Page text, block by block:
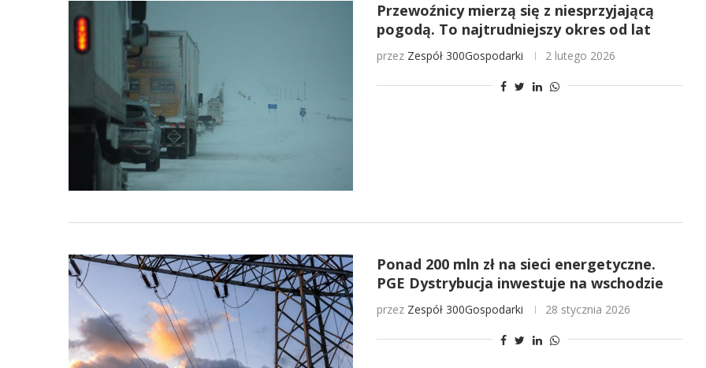
Przewoźnicy mierzą się z niesprzyjającą
pogodą. To najtrudniejszy okres od lat
przez Zespół 300Gospodarki 2 lutego 2026
Ponad 200 mln zł na sieci energetyczne.
PGE Dystrybucja inwestuje na wschodzie
przez Zespół 300Gospodarki 28 stycznia 2026